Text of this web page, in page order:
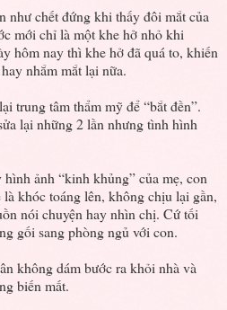
như chết đứng khi thấy đôi mắt của
mới chỉ là một khe hở nhỏ khi
hôm nay thì khe hở đã quá to, khiến
nhắm mắt lại nữa.
trung tâm thẩm mỹ để “bắt đền”.
lại những 2 lần nhưng tình hình
ảnh “kinh khủng” của mẹ, con
khóc toáng lên, không chịu lại gần,
nói chuyện hay nhìn chị. Cứ tối
gối sang phòng ngủ với con.
không dám bước ra khỏi nhà và
biến mất.